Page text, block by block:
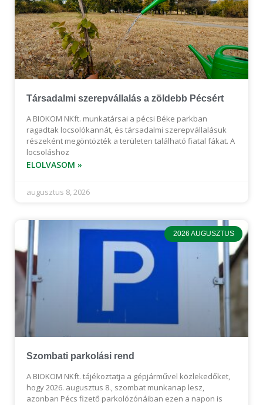
Társadalmi szerepvállalás a zöldebb Pécsért
A BIOKOM NKft. munkatársai a pécsi Béke parkban
ragadtak locsolókannát, és társadalmi szerepvállalásuk
részeként megöntözték a területen található fiatal fákat. A
locsoláshoz
ELOLVASOM »
augusztus 8, 2026
2026 AUGUSZTUS
Szombati parkolási rend
A BIOKOM NKft. tájékoztatja a gépjárművel közlekedőket,
hogy 2026. augusztus 8., szombat munkanap lesz,
azonban Pécs fizető parkolózónáiban ezen a napon is